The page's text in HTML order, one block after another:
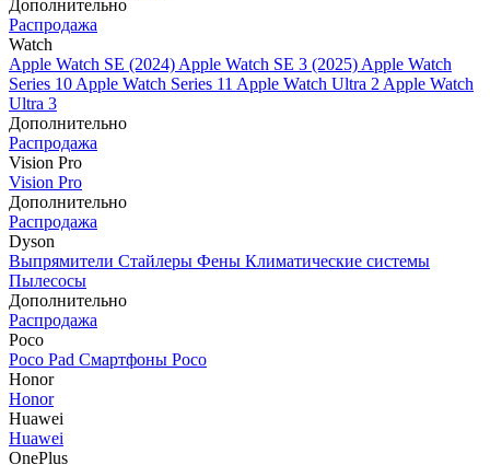
Дополнительно
Распродажа
Watch
Apple Watch SE (2024) Apple Watch SE 3 (2025) Apple Watch
Series 10 Apple Watch Series 11 Apple Watch Ultra 2 Apple Watch
Ultra 3
Дополнительно
Распродажа
Vision Pro
Vision Pro
Дополнительно
Распродажа
Dyson
Выпрямители Стайлеры Фены Климатические системы
Пылесосы
Дополнительно
Распродажа
Poco
Poco Pad Смартфоны Poco
Honor
Honor
Huawei
Huawei
OnePlus